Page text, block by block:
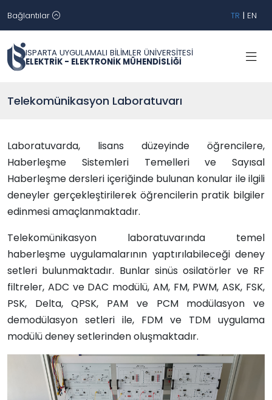
Bağlantılar TR | EN
ISPARTA UYGULAMALI BİLİMLER ÜNİVERSİTESİ
ELEKTRİK - ELEKTRONİK MÜHENDİSLİĞİ
Telekomünikasyon Laboratuvarı
Laboratuvarda, lisans düzeyinde öğrencilere,
Haberleşme Sistemleri Temelleri ve Sayısal
Haberleşme dersleri içeriğinde bulunan konular ile ilgili
deneyler gerçekleştirilerek öğrencilerin pratik bilgiler
edinmesi amaçlanmaktadır.
Telekomünikasyon laboratuvarında temel
haberleşme uygulamalarının yaptırılabileceği deney
setleri bulunmaktadır. Bunlar sinüs osilatörler ve RF
filtreler, ADC ve DAC modülü, AM, FM, PWM, ASK, FSK,
PSK, Delta, QPSK, PAM ve PCM modülasyon ve
demodülasyon setleri ile, FDM ve TDM uygulama
modülü deney setlerinden oluşmaktadır.